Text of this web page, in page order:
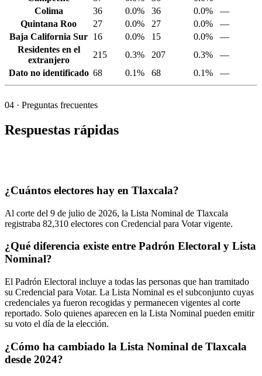
Colima
36 0.0% 36 0.0%
—
Quintana Roo
27 0.0% 27 0.0%
—
Baja California Sur 16 0.0% 15 0.0%
—
Residentes en el
extranjero
215 0.3% 207 0.3%
—
Dato no identificado 68 0.1% 68 0.1% —
04 · Preguntas frecuentes
Respuestas rápidas
¿Cuántos electores hay en Tlaxcala?
Al corte del 9 de julio de 2026, la Lista Nominal de Tlaxcala
registraba 82,310 electores con Credencial para Votar vigente.
¿Qué diferencia existe entre Padrón Electoral y Lista
Nominal?
El Padrón Electoral incluye a todas las personas que han tramitado
su Credencial para Votar. La Lista Nominal es el subconjunto cuyas
credenciales ya fueron recogidas y permanecen vigentes al corte
reportado. Solo quienes aparecen en la Lista Nominal pueden emitir
su voto el día de la elección.
¿Cómo ha cambiado la Lista Nominal de Tlaxcala
desde 2024?